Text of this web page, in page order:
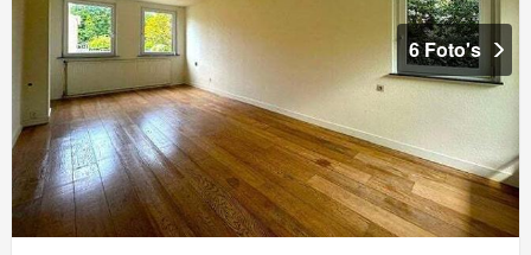
6 Foto's